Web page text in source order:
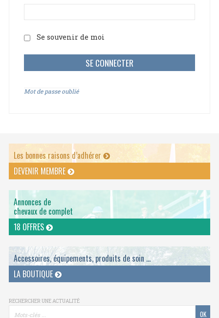
Se souvenir de moi
Mot de passe oublié
Les bonnes raisons d’adhérer
DEVENIR MEMBRE
Annonces de
chevaux de complet
18 OFFRES
Accessoires, équipements, produits de soin ...
LA BOUTIQUE
RECHERCHER UNE ACTUALITÉ